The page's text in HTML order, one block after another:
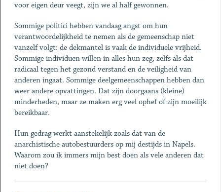
voor eigen deur veegt, zijn we al half gewonnen.
Sommige politici hebben vandaag angst om hun
verantwoordelijkheid te nemen als de gemeenschap niet
vanzelf volgt: de dekmantel is vaak de individuele vrijheid.
Sommige individuen willen in alles hun zeg, zelfs als dat
radicaal tegen het gezond verstand en de veiligheid van
anderen ingaat. Sommige deelgemeenschappen hebben dan
weer andere opvattingen. Dat zijn doorgaans (kleine)
minderheden, maar ze maken erg veel ophef of zijn moeilijk
bereikbaar.
Hun gedrag werkt aanstekelijk zoals dat van de
anarchistische autobestuurders op mij destijds in Napels.
Waarom zou ik immers mijn best doen als vele anderen dat
niet doen?